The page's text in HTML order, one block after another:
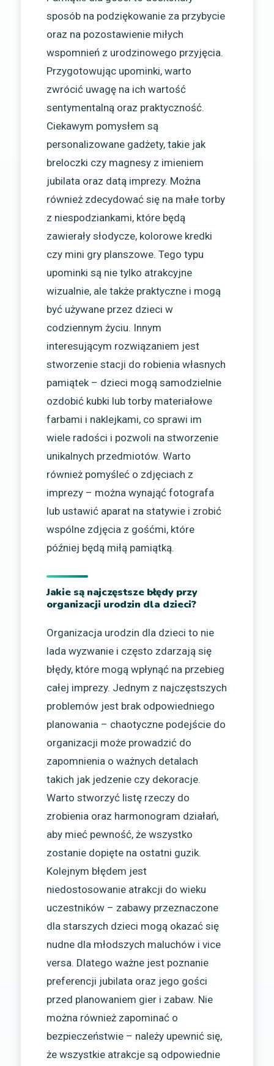
sposób na podziękowanie za przybycie
oraz na pozostawienie miłych
wspomnień z urodzinowego przyjęcia.
Przygotowując upominki, warto
zwrócić uwagę na ich wartość
sentymentalną oraz praktyczność.
Ciekawym pomysłem są
personalizowane gadżety, takie jak
breloczki czy magnesy z imieniem
jubilata oraz datą imprezy. Można
również zdecydować się na małe torby
z niespodziankami, które będą
zawierały słodycze, kolorowe kredki
czy mini gry planszowe. Tego typu
upominki są nie tylko atrakcyjne
wizualnie, ale także praktyczne i mogą
być używane przez dzieci w
codziennym życiu. Innym
interesującym rozwiązaniem jest
stworzenie stacji do robienia własnych
pamiątek – dzieci mogą samodzielnie
ozdobić kubki lub torby materiałowe
farbami i naklejkami, co sprawi im
wiele radości i pozwoli na stworzenie
unikalnych przedmiotów. Warto
również pomyśleć o zdjęciach z
imprezy – można wynająć fotografa
lub ustawić aparat na statywie i zrobić
wspólne zdjęcia z gośćmi, które
później będą miłą pamiątką.
Jakie są najczęstsze błędy przy
organizacji urodzin dla dzieci?
Organizacja urodzin dla dzieci to nie
lada wyzwanie i często zdarzają się
błędy, które mogą wpłynąć na przebieg
całej imprezy. Jednym z najczęstszych
problemów jest brak odpowiedniego
planowania – chaotyczne podejście do
organizacji może prowadzić do
zapomnienia o ważnych detalach
takich jak jedzenie czy dekoracje.
Warto stworzyć listę rzeczy do
zrobienia oraz harmonogram działań,
aby mieć pewność, że wszystko
zostanie dopięte na ostatni guzik.
Kolejnym błędem jest
niedostosowanie atrakcji do wieku
uczestników – zabawy przeznaczone
dla starszych dzieci mogą okazać się
nudne dla młodszych maluchów i vice
versa. Dlatego ważne jest poznanie
preferencji jubilata oraz jego gości
przed planowaniem gier i zabaw. Nie
można również zapominać o
bezpieczeństwie – należy upewnić się,
że wszystkie atrakcje są odpowiednie